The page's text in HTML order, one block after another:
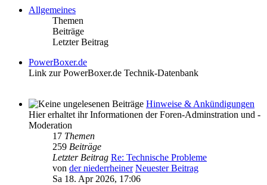
Allgemeines
Themen
Beiträge
Letzter Beitrag
PowerBoxer.de
Link zur PowerBoxer.de Technik-Datenbank
Hinweise & Ankündigungen
Hier erhaltet ihr Informationen der Foren-Adminstration und -
Moderation
17 Themen
259 Beiträge
Letzter Beitrag Re: Technische Probleme
von der niederrheiner Neuester Beitrag
Sa 18. Apr 2026, 17:06